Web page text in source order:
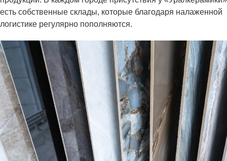
есть собственные склады, которые благодаря налаженной
логистике регулярно пополняются.